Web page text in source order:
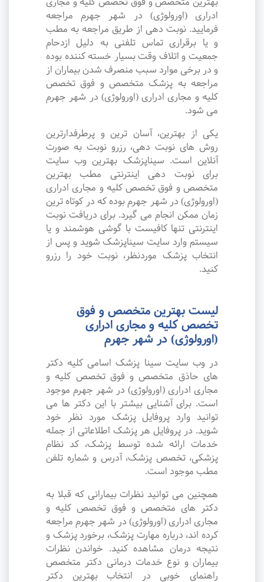
ادراری (اورولوژی) در شهر جهرم مراجعه
فرمایید. نوبت دهی از طریق مراجعه به مطب
و یا برقراری تماس تلفنی به دلیل ازدحام
جمعیت و اتلاف وقت بسیار خسته کننده بوده
و در برخی موارد سبب منصرف شدن بیماران از
مراجعه به پزشک متخصص و فوق تخصص
کلیه و مجاری ادراری (اورولوژی) در شهر جهرم
می شود.
یکی از بهترین، آسان ترین و پرطرفدارترین
روش های نوبت دهی، رزرو نوبت به صورت
آنلاین است. سیناپزشک بهترین وب سایت
برای نوبت دهی اینترنتی مطب بهترین
متخصص و فوق تخصص کلیه و مجاری ادراری
(اورولوژی) در شهر جهرم بوده که در کوتاه ترین
زمان ممکن انجام می گیرد. برای دریافت نوبت
اینترنتی تنها کافیست با گوشی هوشمند و یا
سیستم وارد سایت سیناپزشک شوید و پس از
انتخاب پزشک موردنظر، نوبت خود را رزرو
کنید.
لیست بهترین متخصص و فوق
تخصص کلیه و مجاری ادراری
(اورولوژی) در شهر جهرم
در وب سایت سینا پزشک اسامی کلیه دکتر
های حاذق متخصص و فوق تخصص کلیه و
مجاری ادراری (اورولوژی) در شهر جهرم موجود
است. برای آشنایی بیشتر با این دکتر ها می
توانید وارد پروفایل پزشک مورد نظر خود
شوید. در پروفایل هر پزشک اطلاعاتی از جمله
خدمات ارائه شده توسط پزشک، کد نظام
پزشکی، تخصص پزشک، آدرس و شماره تلفن
مطب موجود است.
همچنین می توانید نظرات بیمارانی که قبلا به
دکتر های متخصص و فوق تخصص کلیه و
مجاری ادراری (اورولوژی) در شهر جهرم مراجعه
کرده اند، درباره مهارت پزشک، برخورد پزشک و
نتیجه درمان مشاهده کنید. خواندن نظرات
بیماران و نوع خدمات درمانی دکتر متخصص
راهنمای خوبی در انتخاب بهترین دکتر